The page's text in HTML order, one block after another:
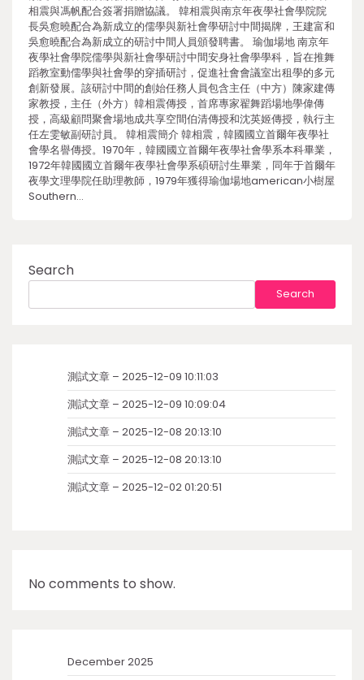
相震與馮帆配合簽署捐贈協議。 韓相震與南京年夜學社會學院院
長吳愈曉配合為新成立的儒學與新社會學研討中間揭牌，王建富和
吳愈曉配合為新成立的研討中間人員頒發聘書。 瑜伽場地 南京年
夜學社會學院儒學與新社會學研討中間安身社會學學科，旨在推舞
蹈教室動儒學與社會學的穿插研討，促進社會會議室出租學的多元
創新發展。該研討中間的創始任務人員包含主任（中方）陳家建傳
家教授，主任（外方）韓相震傳授，首席專家翟舞蹈場地學偉傳
授，高級顧問聚會場地成共享空間伯清傳授和沈英姬傳授，執行主
任左雯敏副研討員。 韓相震簡介 韓相震，韓國國立首爾年夜學社
會學名譽傳授。1970年，韓國國立首爾年夜學社會學系本科畢業，
1972年韓國國立首爾年夜學社會學系碩研討生畢業，同年于首爾年
夜學文理學院任助理教師，1979年獲得瑜伽場地american小樹屋
Southern…
Search
Search
測試文章 – 2025-12-09 10:11:03
測試文章 – 2025-12-09 10:09:04
測試文章 – 2025-12-08 20:13:10
測試文章 – 2025-12-08 20:13:10
測試文章 – 2025-12-02 01:20:51
No comments to show.
December 2025